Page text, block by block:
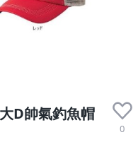
D帥氣釣魚帽
0